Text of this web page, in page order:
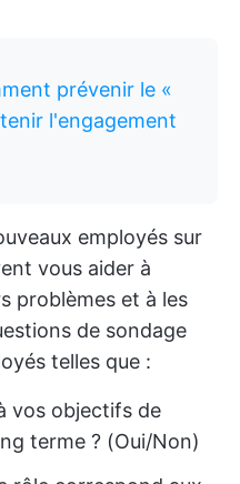
prévenir le «
l'engagement
employés sur
vous aider à
problèmes et à les
de sondage
telles que :
vos objectifs de
terme ? (Oui/Non)